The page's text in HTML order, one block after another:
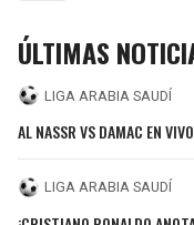
ÚLTIMAS
LIGA ARABIA SAUDÍ
AL NASSR VS DAMAC EN
LIGA ARABIA SAUDÍ